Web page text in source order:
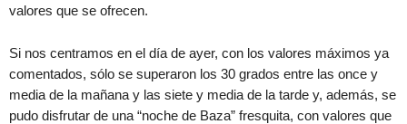
valores que se ofrecen.
Si nos centramos en el día de ayer, con los valores máximos ya
comentados, sólo se superaron los 30 grados entre las once y
media de la mañana y las siete y media de la tarde y, además, se
pudo disfrutar de una “noche de Baza” fresquita, con valores que